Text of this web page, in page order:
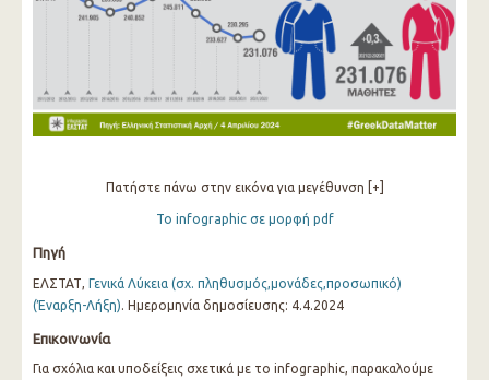
Πατήστε πάνω στην εικόνα για μεγέθυνση [+]
Το infographic σε μορφή pdf
Πηγή
ΕΛΣΤΑΤ, Γενικά Λύκεια (σχ. πληθυσμός,μονάδες,προσωπικό)
(Έναρξη-Λήξη). Ημερομηνία δημοσίευσης: 4.4.2024
Επικοινωνία
Για σχόλια και υποδείξεις σχετικά με το infographic, παρακαλούμε